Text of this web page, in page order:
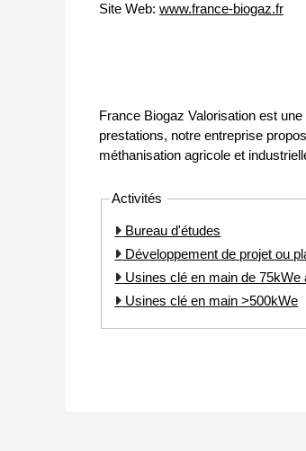
Site Web: www.france-biogaz.fr
France Biogaz Valorisation est
prestations, notre entreprise
méthanisation agricole et
Activités
Bureau d'études
Développement de projet ou
Usines clé en main de 75kWe
Usines clé en main >500kWe